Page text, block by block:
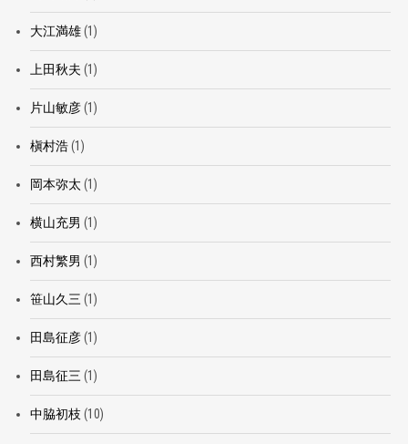
大江満雄(1)
上田秋夫 (1)
片山敏彦(1)
槇村浩(1)
岡本弥太 (1)
横山充男 (1)
西村繁男 (1)
笹山久三 (1)
田島征彦(1)
田島征三 (1)
中脇初枝 (10)